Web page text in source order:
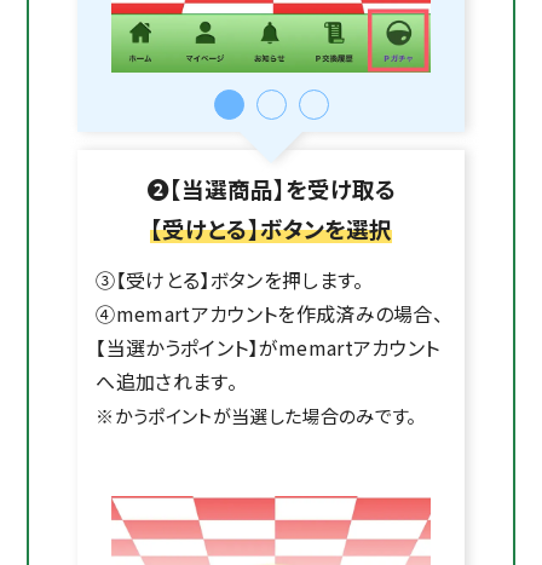
❷【当選商品】を受け取る
【受けとる】ボタンを選択
③【受けとる】ボタンを押します。
④memartアカウントを作成済みの場合、
【当選かうポイント】がmemartアカウント
へ追加されます。
※かうポイントが当選した場合のみです。